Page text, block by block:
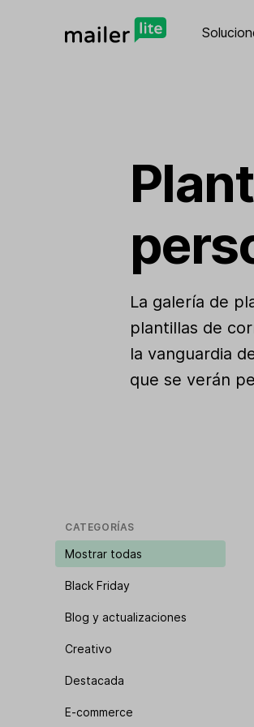
La galería de
plantillas de
la vanguardia
que se verán
CATEGORÍAS
Mostrar todas
Black Friday
Blog y actualizaciones
Creativo
Destacada
E-commerce